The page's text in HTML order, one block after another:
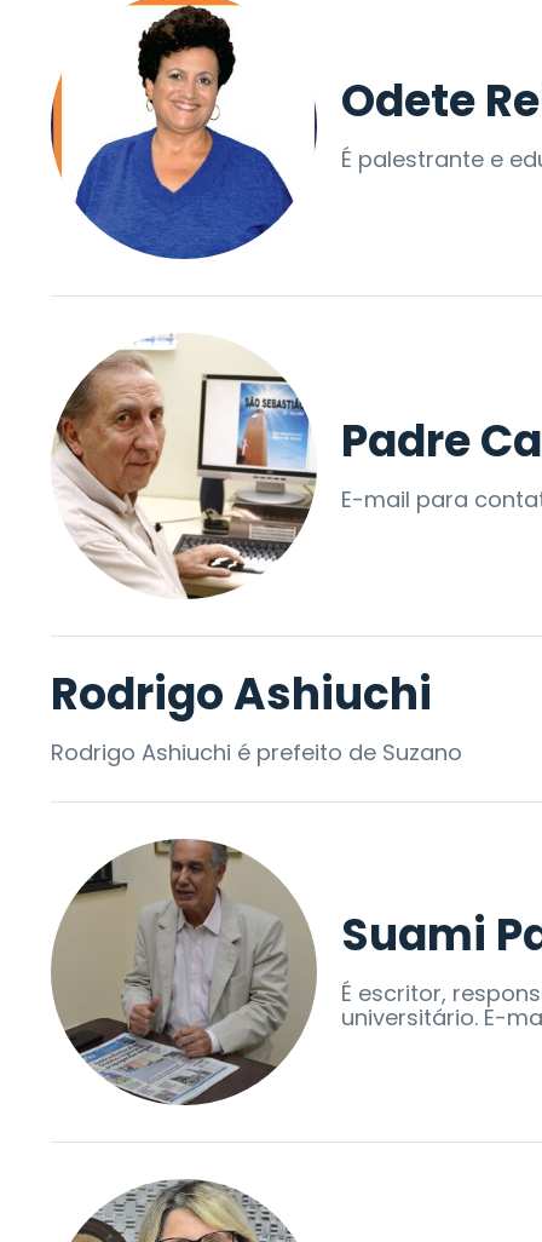
Odete
É palestrante e
Padre
E-mail para
Rodrigo Ashiuchi
Rodrigo Ashiuchi é prefeito de Suzano
Suami
É escritor,
universitário. E-